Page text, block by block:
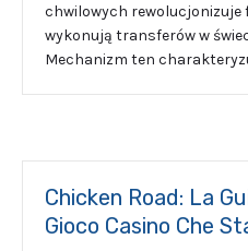
chwilowych rewolucjonizuje
wykonują transferów w
Mechanizm ten
Chicken Road: La
Gioco Casino Che